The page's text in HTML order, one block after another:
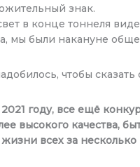
знак.
в конце тоннеля
мы были накануне
чтобы
2021 году, все ещё
высокого качества,
всех за